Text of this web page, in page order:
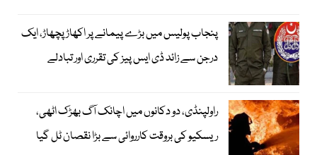
پنجاب پولیس میں بڑے پیمانے پر اکھاڑ پچھاڑ، ایک
درجن سے زائد ڈی ایس پیز کی تقرری اور تبادلے
راولپنڈی، دو دکانوں میں اچانک آگ بھڑک اٹھی،
ریسکیو کی بروقت کارروائی سے بڑا نقصان ٹل گیا